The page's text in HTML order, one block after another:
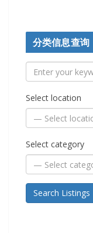
分类信息查询
Select location
Select category
Search Listings